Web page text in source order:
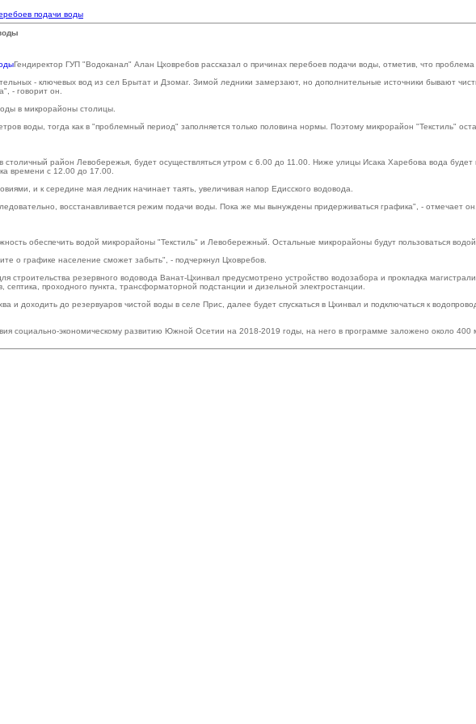
подачи воды
Гендиректор ГУП "Водоканал" Алан Цховребов рассказал о причинах перебоев подачи воды, отметив, что проблема
- ключевых вод из сел Брытат и Дзомаг. Зимой ледники замерзают, но дополнительные источники бывают
- говорит он.
в микрорайоны столицы.
воды, тогда как в "проблемный период" заполняется только половина нормы. Поэтому микрорайон "Текстиль"
район Левобережья, будет осуществляться утром с 6.00 до 11.00. Ниже улицы Исака Харебова вода
времени с 12.00 до 17.00.
и к середине мая ледник начинает таять, увеличивая напор Едисского водовода.
восстанавливается режим подачи воды. Пока же мы вынуждены придерживаться графика", - отмечает он.
обеспечить водой микрорайоны "Текстиль" и Левобережный. Остальные микрорайоны будут пользоваться водой
о графике население сможет забыть", - подчеркнул Цховребов.
строительства резервного водовода Ванат-Цхинвал предусмотрено устройство водозабора и прокладка
проходного пункта, трансформаторной подстанции и дизельной электростанции.
и доходить до резервуаров чистой воды в селе Прис, далее будет спускаться в Цхинвал и подключаться к
социально-экономическому развитию Южной Осетии на 2018-2019 годы, на него в программе заложено около 400